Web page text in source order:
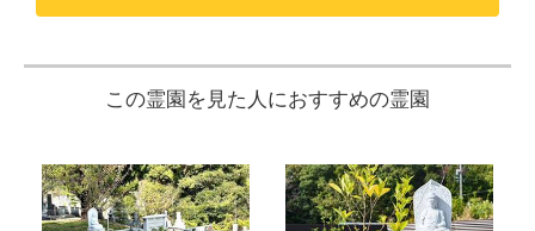
この霊園を見た人におすすめの霊園